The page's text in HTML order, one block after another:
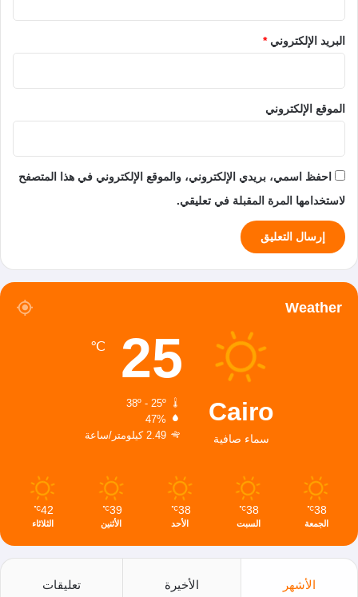
البريد الإلكتروني*
الموقع الإلكتروني
احفظ اسمي، بريدي الإلكتروني، والموقع الإلكتروني في هذا المتصفح
لاستخدامها المرة المقبلة في تعليقي.
Weather
Cairo
سماء صافية
25
℃
38º - 25º
47%
2.49 كيلومتر/ساعة
38
℃
الجمعة
38
℃
السبت
38
℃
الأحد
39
℃
الأثنين
42
℃
الثلاثاء
الأشهر الأخيرة تعليقات